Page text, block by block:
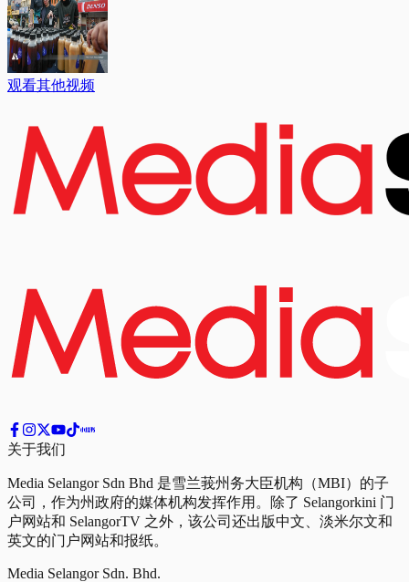
观看其他视频
关于我们
Media Selangor Sdn Bhd 是雪兰莪州务大臣机构（MBI）的子
公司，作为州政府的媒体机构发挥作用。除了 Selangorkini 门
户网站和 SelangorTV 之外，该公司还出版中文、淡米尔文和
英文的门户网站和报纸。
Media Selangor Sdn. Bhd.